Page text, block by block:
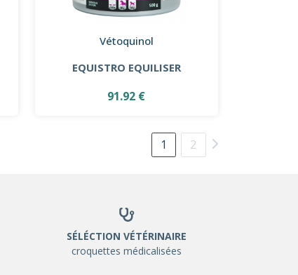
Vétoquinol
EQUISTRO EQUILISER
91.92 €
1 2
SÉLÉCTION VÉTÉRINAIRE
croquettes médicalisées